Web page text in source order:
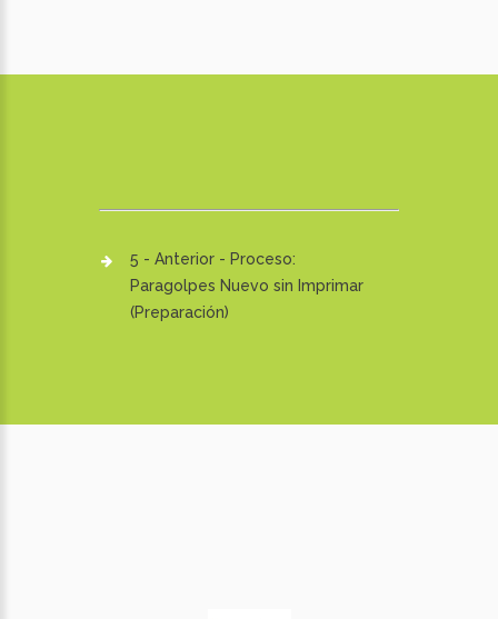
5 - Anterior - Proceso:
Paragolpes Nuevo sin Imprimar
(Preparación)